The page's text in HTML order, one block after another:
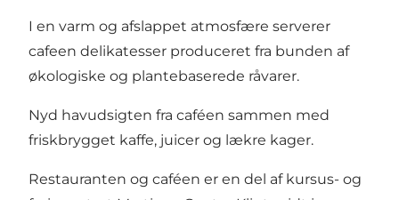
I en varm og afslappet atmosfære serverer
cafeen delikatesser produceret fra bunden af
økologiske og plantebaserede råvarer.
Nyd havudsigten fra caféen sammen med
friskbrygget kaffe, juicer og lækre kager.
Restauranten og caféen er en del af kursus- og